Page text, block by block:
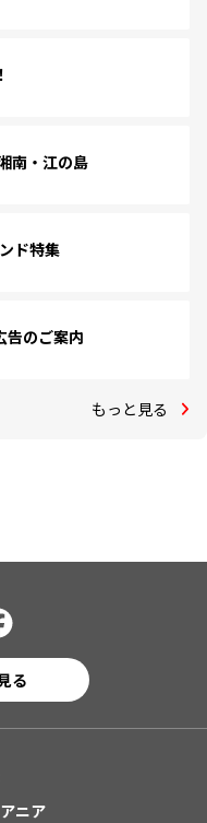
南・江の島
ド特集
告のご案内
もっと見る
る
ニア